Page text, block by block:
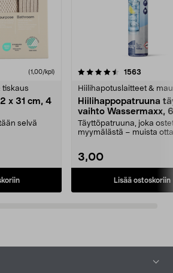
(1,00/kpl)
tiskaus
x 31 cm, 4
selvä
1563
Hiilihapotuslaitteet &
Hiilihappopatruuna
vaihto Wassermaxx,
Täyttöpatruuna, joka
myymälästä – muista
3,00
Lisää ostoskoriin
4.5viidestä